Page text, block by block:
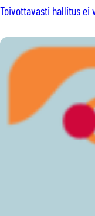
Toivottavasti hallitus ei